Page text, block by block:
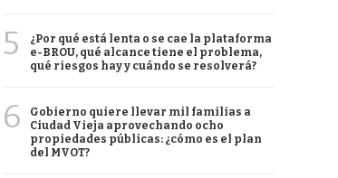
5
¿Por qué está lenta o se cae la plataforma
e-BROU, qué alcance tiene el problema,
qué riesgos hay y cuándo se resolverá?
6
Gobierno quiere llevar mil familias a
Ciudad Vieja aprovechando ocho
propiedades públicas: ¿cómo es el plan
del MVOT?